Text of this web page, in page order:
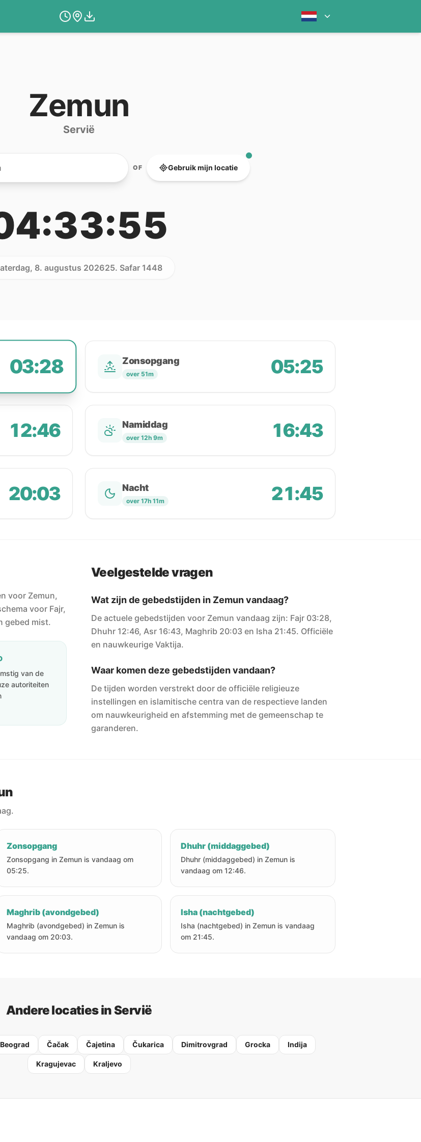
Zemun
Servië
OF Gebruik mijn locatie
8. augustus 202625. Safar 1448
03:28 Zonsopgang
over 51m 05:25
12:46 Namiddag
over 12h 9m 16:43
20:03 Nacht
over 17h 11m 21:45
voor Zemun,
voor Fajr,
gebed mist.
van de
autoriteiten
Veelgestelde vragen
Wat zijn de gebedstijden in Zemun vandaag?
De actuele gebedstijden voor Zemun vandaag zijn: Fajr 03:28,
Dhuhr 12:46, Asr 16:43, Maghrib 20:03 en Isha 21:45. Officiële
en nauwkeurige Vaktija.
Waar komen deze gebedstijden vandaan?
De tijden worden verstrekt door de officiële religieuze
instellingen en islamitische centra van de respectieve landen
om nauwkeurigheid en afstemming met de gemeenschap te
garanderen.
Zonsopgang
Zonsopgang in Zemun is vandaag om
05:25.
Dhuhr (middaggebed)
Dhuhr (middaggebed) in Zemun is
vandaag om 12:46.
Maghrib (avondgebed)
Maghrib (avondgebed) in Zemun is
vandaag om 20:03.
Isha (nachtgebed)
Isha (nachtgebed) in Zemun is vandaag
om 21:45.
Andere locaties in Servië
Beograd Čačak Čajetina Čukarica Dimitrovgrad Grocka Indija
Kragujevac Kraljevo